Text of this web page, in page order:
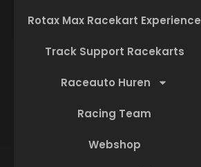
Rotax Max Racekart Experience
Track Support Racekarts
Raceauto Huren
Racing Team
Webshop